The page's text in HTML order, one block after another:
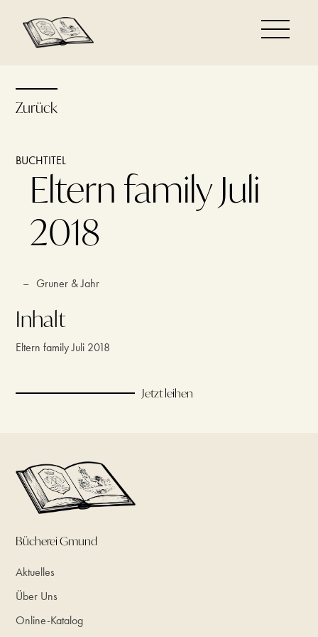
Zurück
BUCHTITEL
Eltern family Juli
2018
– Gruner & Jahr
Inhalt
Eltern family Juli 2018
Jetzt leihen
Bücherei Gmund
Aktuelles
Über Uns
Online-Katalog